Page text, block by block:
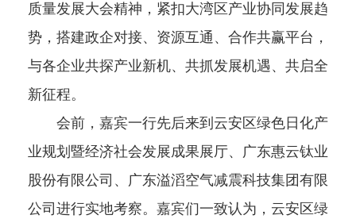
质量发展大会精神，紧扣大湾区产业协同发展趋
势，搭建政企对接、资源互通、合作共赢平台，
与各企业共探产业新机、共抓发展机遇、共启全
新征程。
会前，嘉宾一行先后来到云安区绿色日化产
业规划暨经济社会发展成果展厅、广东惠云钛业
股份有限公司、广东溢滔空气减震科技集团有限
公司进行实地考察。嘉宾们一致认为，云安区绿